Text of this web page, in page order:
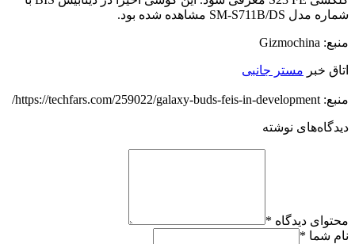
شماره مدل SM-S711B/DS مشاهده شده بود.
منبع: Gizmochina
اتاق خبر مستر جانبی
منبع: https://techfars.com/259022/galaxy-buds-feis-in-development/
دیدگاه‌های نوشته
محتوای دیدگاه *
نام شما *